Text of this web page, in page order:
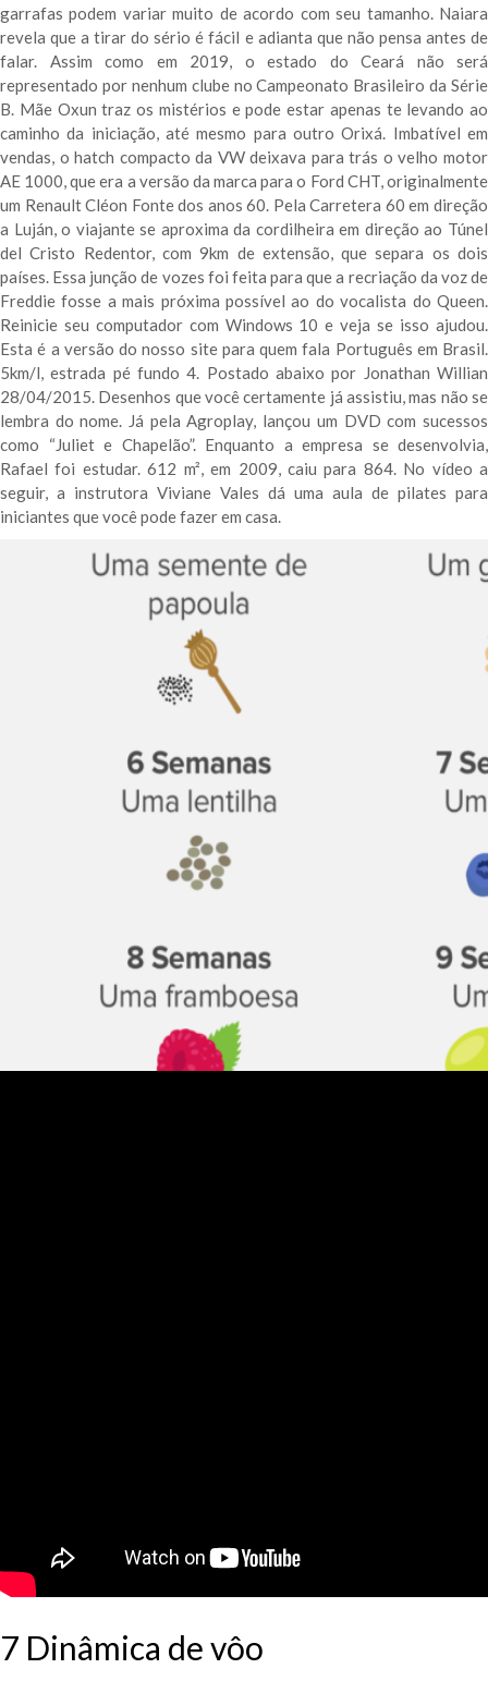
garrafas podem variar muito de acordo com seu tamanho. Naiara
revela que a tirar do sério é fácil e adianta que não pensa antes de
falar. Assim como em 2019, o estado do Ceará não será
representado por nenhum clube no Campeonato Brasileiro da Série
B. Mãe Oxun traz os mistérios e pode estar apenas te levando ao
caminho da iniciação, até mesmo para outro Orixá. Imbatível em
vendas, o hatch compacto da VW deixava para trás o velho motor
AE 1000, que era a versão da marca para o Ford CHT, originalmente
um Renault Cléon Fonte dos anos 60. Pela Carretera 60 em direção
a Luján, o viajante se aproxima da cordilheira em direção ao Túnel
del Cristo Redentor, com 9km de extensão, que separa os dois
países. Essa junção de vozes foi feita para que a recriação da voz de
Freddie fosse a mais próxima possível ao do vocalista do Queen.
Reinicie seu computador com Windows 10 e veja se isso ajudou.
Esta é a versão do nosso site para quem fala Português em Brasil.
5km/l, estrada pé fundo 4. Postado abaixo por Jonathan Willian
28/04/2015. Desenhos que você certamente já assistiu, mas não se
lembra do nome. Já pela Agroplay, lançou um DVD com sucessos
como “Juliet e Chapelão”. Enquanto a empresa se desenvolvia,
Rafael foi estudar. 612 m², em 2009, caiu para 864. No vídeo a
seguir, a instrutora Viviane Vales dá uma aula de pilates para
iniciantes que você pode fazer em casa.
7 Dinâmica de vôo